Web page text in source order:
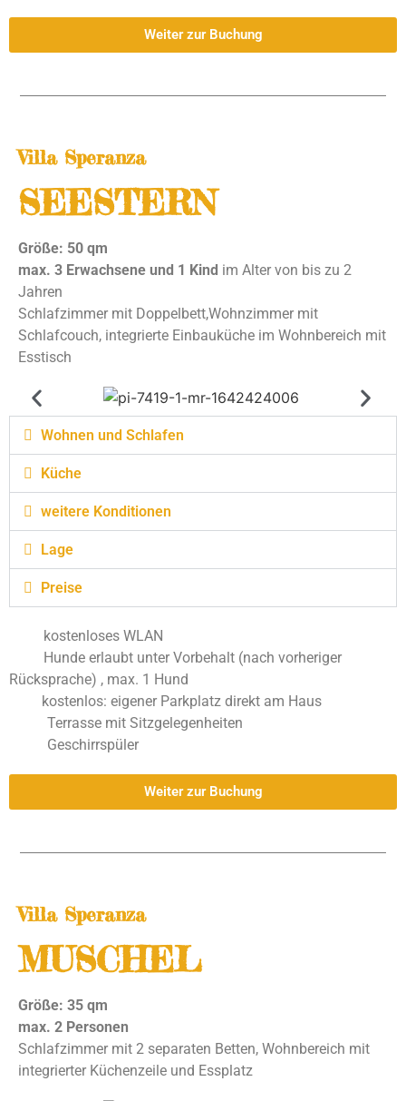
Weiter zur Buchung
Villa Speranza
SEESTERN
Größe: 50 qm
max. 3 Erwachsene und 1 Kind im Alter von bis zu 2
Jahren
Schlafzimmer mit Doppelbett,Wohnzimmer mit
Schlafcouch, integrierte Einbauküche im Wohnbereich mit
Esstisch
Wohnen und Schlafen
Küche
weitere Konditionen
Lage
Preise
kostenloses WLAN
Hunde erlaubt unter Vorbehalt (nach vorheriger
Rücksprache) , max. 1 Hund
kostenlos: eigener Parkplatz direkt am Haus
Terrasse mit Sitzgelegenheiten
Geschirrspüler
Weiter zur Buchung
Villa Speranza
MUSCHEL
Größe: 35 qm
max. 2 Personen
Schlafzimmer mit 2 separaten Betten, Wohnbereich mit
integrierter Küchenzeile und Essplatz